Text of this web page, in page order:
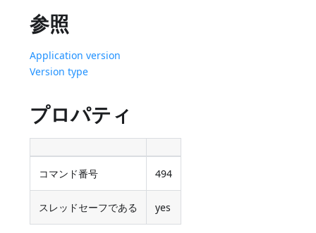
参照
Application version
Version type
プロパティ
コマンド番号 494
スレッドセーフである yes